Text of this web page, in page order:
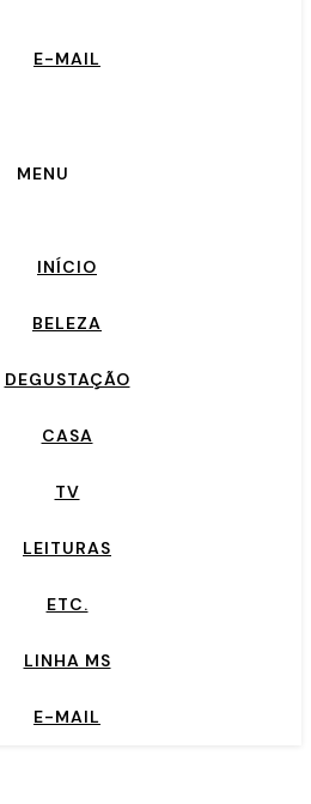
E-MAIL
MENU
INÍCIO
BELEZA
DEGUSTAÇÃO
CASA
TV
LEITURAS
ETC.
LINHA MS
E-MAIL